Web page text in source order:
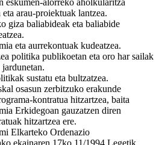
eskumen-alorreko aholkularitza
arau-proiektuak lantzea.
giza baliabideak eta baliabide
eta aurrekontuak kudeatzea.
politika publikoetan eta oro har sailak
sustatu eta bultzatzea.
osasun zerbitzuko erakunde
kontratua hitzartzea, baita
Erkidegoan gauzatzen diren
hitzartzea ere.
Elkarteko Ordenazio